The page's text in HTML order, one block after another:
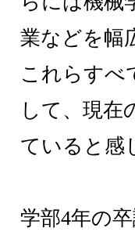
業などを幅
これらすべ
して、現在
ていると感
学部4年の